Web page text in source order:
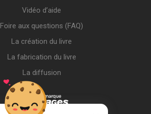
Vidéo d’aide
Foire aux questions (FAQ)
La création du livre
La fabrication du livre
La diffusion